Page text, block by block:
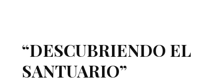
“DESCUBRIENDO EL
SANTUARIO”